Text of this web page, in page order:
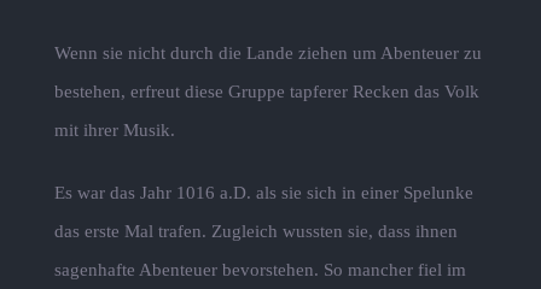
Wenn sie nicht durch die Lande ziehen um Abenteuer zu
bestehen, erfreut diese Gruppe tapferer Recken das Volk
mit ihrer Musik.
Es war das Jahr 1016 a.D. als sie sich in einer Spelunke
das erste Mal trafen. Zugleich wussten sie, dass ihnen
sagenhafte Abenteuer bevorstehen. So mancher fiel im